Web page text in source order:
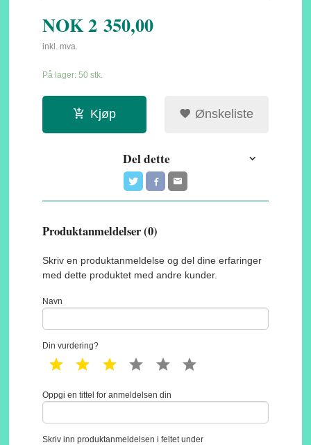
NOK2 350,00
inkl. mva.
På lager: 50 stk.
Kjøp Ønskeliste
Del dette
Produktanmeldelser (0)
Skriv en produktanmeldelse og del dine erfaringer
med dette produktet med andre kunder.
Navn
Din vurdering?
1 star 2 star 3 star 4 star 5 star
Oppgi en tittel for anmeldelsen din
Skriv inn produktanmeldelsen i feltet under